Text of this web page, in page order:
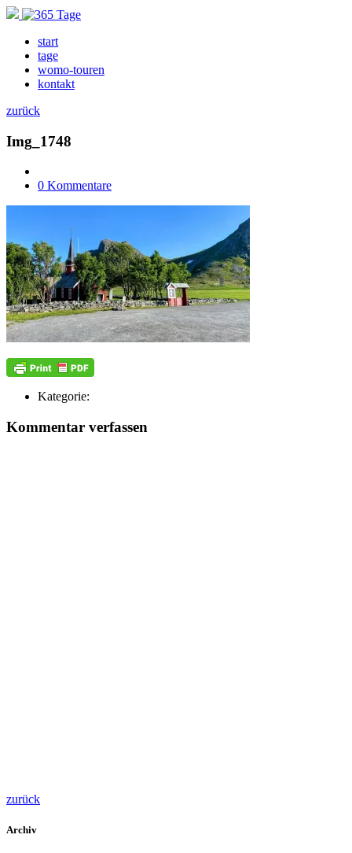
start
tage
womo-touren
kontakt
zurück
Img_1748
0 Kommentare
Kategorie:
Kommentar verfassen
zurück
Archiv